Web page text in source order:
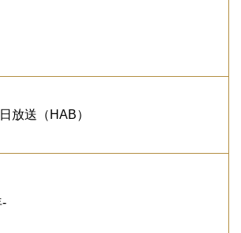
放送（HAB）
-